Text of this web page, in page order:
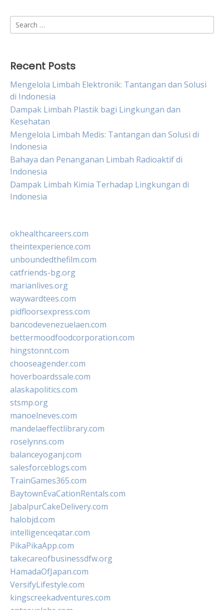
Search
for:
Recent Posts
Mengelola Limbah Elektronik: Tantangan dan Solusi
di Indonesia
Dampak Limbah Plastik bagi Lingkungan dan
Kesehatan
Mengelola Limbah Medis: Tantangan dan Solusi di
Indonesia
Bahaya dan Penanganan Limbah Radioaktif di
Indonesia
Dampak Limbah Kimia Terhadap Lingkungan di
Indonesia
okhealthcareers.com
theintexperience.com
unboundedthefilm.com
catfriends-bg.org
marianlives.org
waywardtees.com
pidfloorsexpress.com
bancodevenezuelaen.com
bettermoodfoodcorporation.com
hingstonnt.com
chooseagender.com
hoverboardssale.com
alaskapolitics.com
stsmp.org
manoelneves.com
mandelaeffectlibrary.com
roselynns.com
balanceyoganj.com
salesforceblogs.com
TrainGames365.com
BaytownEvaCationRentals.com
JabalpurCakeDelivery.com
halobjd.com
intelligenceqatar.com
PikaPikaApp.com
takecareofbusinessdfw.org
HamadaOfJapan.com
VersifyLifestyle.com
kingscreekadventures.com